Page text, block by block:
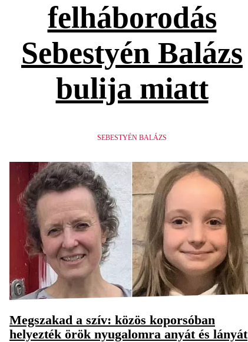
felháborodás
Sebestyén Balázs
bulija miatt
SEBESTYÉN BALÁZS
Megszakad a szív: közös koporsóban
helyezték örök nyugalomra anyát és lányát